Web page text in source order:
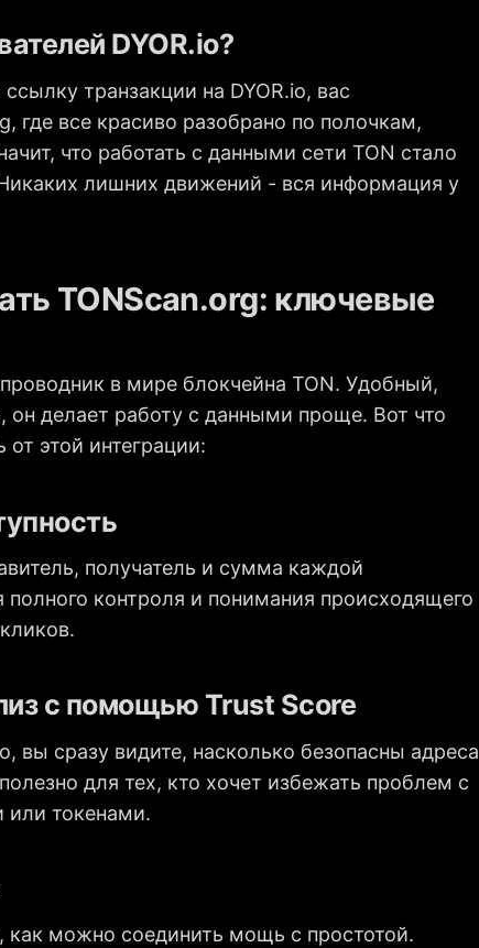
DYOR.io?
транзакции на DYOR.io, вас
где все красиво разобрано по полочкам,
что работать с данными сети TON стало
лишних движений - вся информация у
TONScan.org: ключевые
в мире блокчейна TON. Удобный,
делает работу с данными проще. Вот что
этой интеграции:
получатель и сумма каждой
контроля и понимания происходящего
с помощью Trust Score
вы сразу видите, насколько безопасны адреса
для тех, кто хочет избежать проблем с
или токенами.
как можно соединить мощь с простотой.